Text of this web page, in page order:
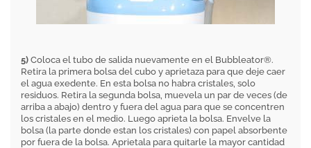
5) Coloca el tubo de salida nuevamente en el Bubbleator®.
Retira la primera bolsa del cubo y aprietaza para que deje caer
el agua exedente. En esta bolsa no habra cristales, solo
residuos. Retira la segunda bolsa, muevela un par de veces (de
arriba a abajo) dentro y fuera del agua para que se concentren
los cristales en el medio. Luego aprieta la bolsa. Envelve la
bolsa (la parte donde estan los cristales) con papel absorbente
por fuera de la bolsa. Aprietala para quitarle la mayor cantidad